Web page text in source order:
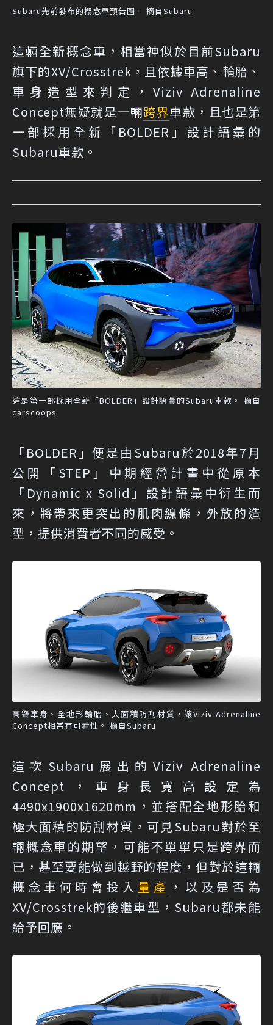
Subaru先前發布的概念車預告圖。 摘自Subaru
這輛全新概念車，相當神似於目前Subaru
旗下的XV/Crosstrek，且依據車高、輪胎、
車身造型來判定，Viziv Adrenaline
Concept無疑就是一輛跨界車款，且也是第
一部採用全新「BOLDER」設計語彙的
Subaru車款。
這是第一部採用全新「BOLDER」設計語彙的Subaru車款。 摘自
carscoops
「BOLDER」便是由Subaru於2018年7月
公開「STEP」中期經營計畫中從原本
「Dynamic x Solid」設計語彙中衍生而
來，將帶來更突出的肌肉線條，外放的造
型，提供消費者不同的感受。
高聳車身、全地形輪胎、大面積防刮材質，讓Viziv Adrenaline
Concept相當有可看性。 摘自Subaru
這次Subaru展出的Viziv Adrenaline
Concept，車身長寬高設定為
4490x1900x1620mm，並搭配全地形胎和
極大面積的防刮材質，可見Subaru對於至
輛概念車的期望，可能不單單只是跨界而
已，甚至要能做到越野的程度，但對於這輛
概念車何時會投入 量產 ，以及是否為
XV/Crosstrek的後繼車型，Subaru都未能
給予回應。